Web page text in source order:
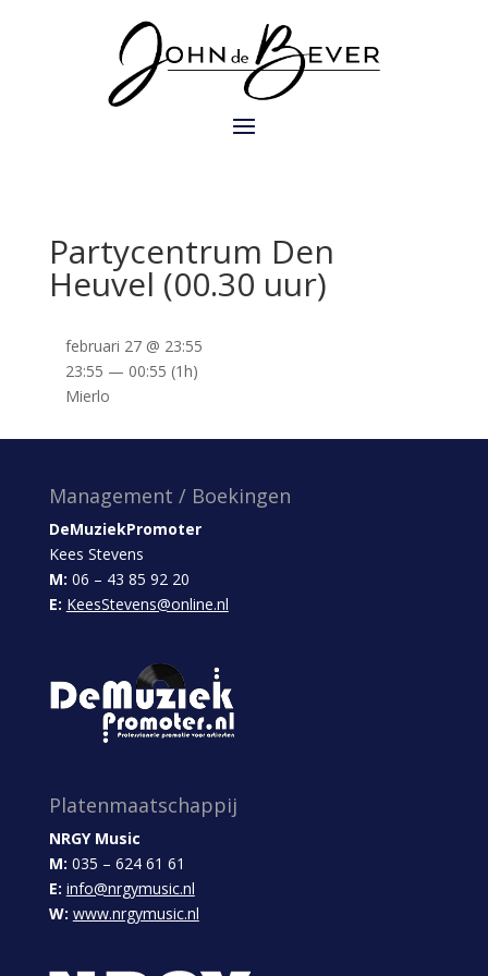
Partycentrum Den
Heuvel (00.30 uur)
februari 27 @ 23:55
23:55 — 00:55 (1h)
Mierlo
Management / Boekingen
DeMuziekPromoter
Kees Stevens
M: 06 – 43 85 92 20
E: KeesStevens@online.nl
Platenmaatschappij
NRGY Music
M: 035 – 624 61 61
E: info@nrgymusic.nl
W: www.nrgymusic.nl